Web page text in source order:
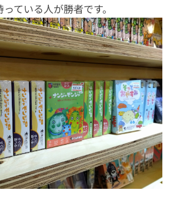
ている人が勝者です。